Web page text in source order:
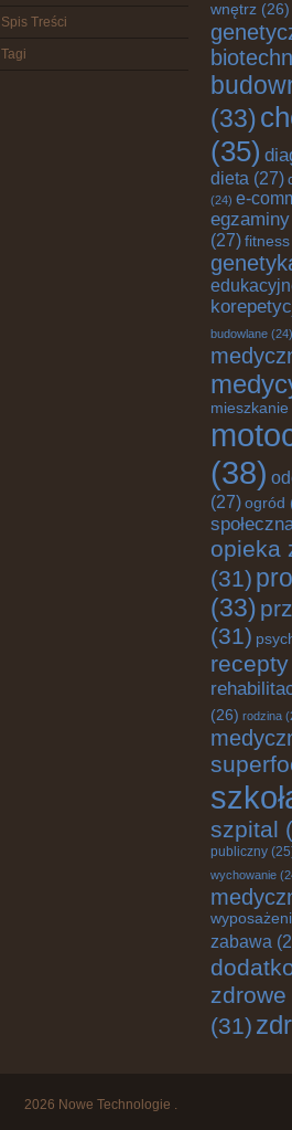
Spis Treści
Tagi
wnętrz (26)
(33)
(35)
dieta (27)
(24) e-
egzaminy
(27)
budowlane (24)
mieszkanie
(38)
(27) ogród
opieka
(31)
(33)
(31)
recepty
(26) rodzina
szpital
publiczny
wychowanie
zabawa
(31)
2026 Nowe Technologie .